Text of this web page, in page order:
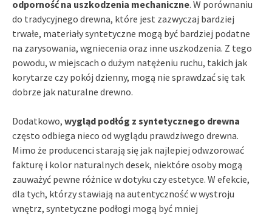
odporność na uszkodzenia mechaniczne. W porównaniu
do tradycyjnego drewna, które jest zazwyczaj bardziej
trwałe, materiały syntetyczne mogą być bardziej podatne
na zarysowania, wgniecenia oraz inne uszkodzenia. Z tego
powodu, w miejscach o dużym natężeniu ruchu, takich jak
korytarze czy pokój dzienny, mogą nie sprawdzać się tak
dobrze jak naturalne drewno.
Dodatkowo, wygląd podłóg z syntetycznego drewna
często odbiega nieco od wyglądu prawdziwego drewna.
Mimo że producenci starają się jak najlepiej odwzorować
fakturę i kolor naturalnych desek, niektóre osoby mogą
zauważyć pewne różnice w dotyku czy estetyce. W efekcie,
dla tych, którzy stawiają na autentyczność w wystroju
wnętrz, syntetyczne podłogi mogą być mniej